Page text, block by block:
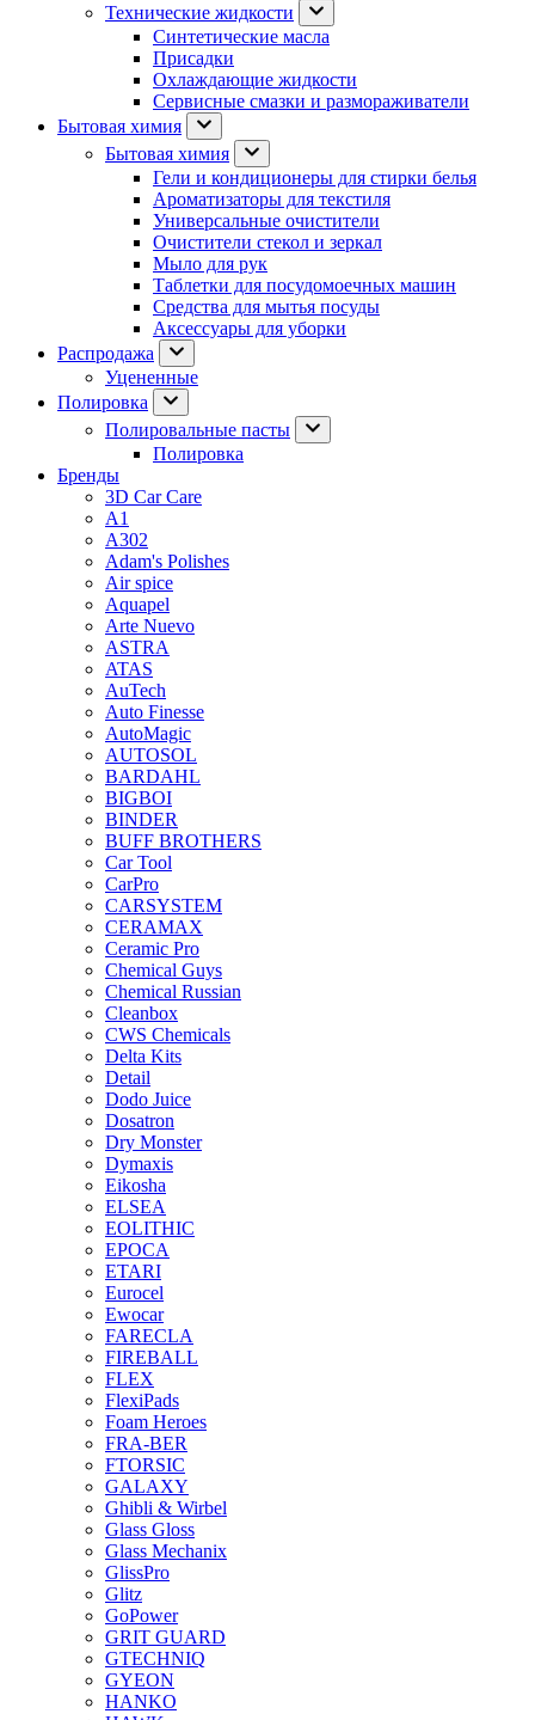
Технические жидкости
Синтетические масла
Присадки
Охлаждающие жидкости
Сервисные смазки и размораживатели
Бытовая химия
Бытовая химия
Гели и кондиционеры для стирки белья
Ароматизаторы для текстиля
Универсальные очистители
Очистители стекол и зеркал
Мыло для рук
Таблетки для посудомоечных машин
Средства для мытья посуды
Аксессуары для уборки
Распродажа
Уцененные
Полировка
Полировальные пасты
Полировка
Бренды
3D Car Care
A1
A302
Adam's Polishes
Air spice
Aquapel
Arte Nuevo
ASTRA
ATAS
AuTech
Auto Finesse
AutoMagic
AUTOSOL
BARDAHL
BIGBOI
BINDER
BUFF BROTHERS
Car Tool
CarPro
CARSYSTEM
CERAMAX
Ceramic Pro
Chemical Guys
Chemical Russian
Cleanbox
CWS Chemicals
Delta Kits
Detail
Dodo Juice
Dosatron
Dry Monster
Dymaxis
Eikosha
ELSEA
EOLITHIC
EPOCA
ETARI
Eurocel
Ewocar
FARECLA
FIREBALL
FLEX
FlexiPads
Foam Heroes
FRA-BER
FTORSIC
GALAXY
Ghibli & Wirbel
Glass Gloss
Glass Mechanix
GlissPro
Glitz
GoPower
GRIT GUARD
GTECHNIQ
GYEON
HANKO